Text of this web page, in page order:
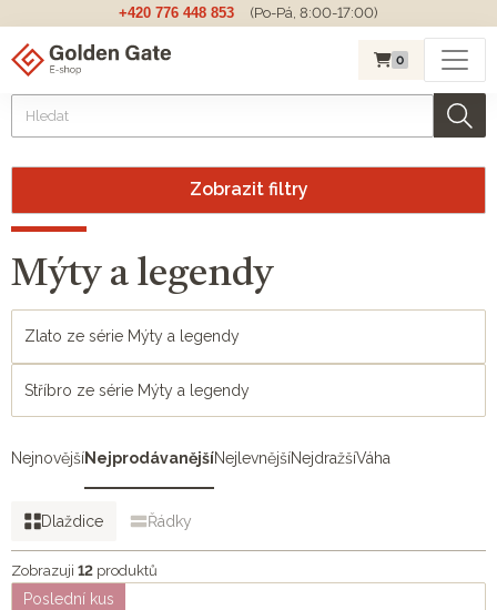
+420 776 448 853 (Po-Pá, 8:00-17:00)
0
Zobrazit filtry
Mýty a legendy
Zlato ze série Mýty a legendy
Stříbro ze série Mýty a legendy
NejnovějšíNejprodávanějšíNejlevnějšíNejdražšíVáha
Dlaždice Řádky
Zobrazuji 12 produktů
Poslední kus